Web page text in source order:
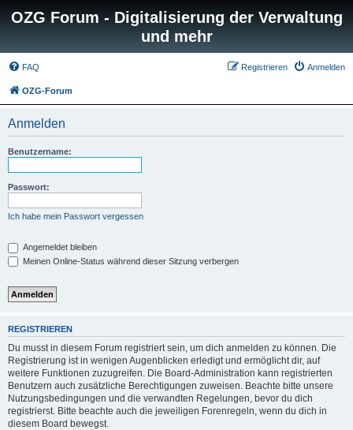
OZG Forum - Digitalisierung der Verwaltung
und mehr
FAQ Anmelden
Registrieren
OZG-Forum
Anmelden
Benutzername:
Passwort:
Ich habe mein Passwort vergessen
Angemeldet bleiben
Meinen Online-Status während dieser Sitzung verbergen
REGISTRIEREN
Du musst in diesem Forum registriert sein, um dich anmelden zu können. Die
Registrierung ist in wenigen Augenblicken erledigt und ermöglicht dir, auf
weitere Funktionen zuzugreifen. Die Board-Administration kann registrierten
Benutzern auch zusätzliche Berechtigungen zuweisen. Beachte bitte unsere
Nutzungsbedingungen und die verwandten Regelungen, bevor du dich
registrierst. Bitte beachte auch die jeweiligen Forenregeln, wenn du dich in
diesem Board bewegst.